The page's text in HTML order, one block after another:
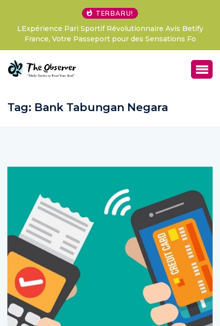
TERBARU!
LExpérience Pari Sportif Révolutionnaire Avis Betify
France, Votre Passeport pour des Sensations Fo
Tag: Bank Tabungan Negara